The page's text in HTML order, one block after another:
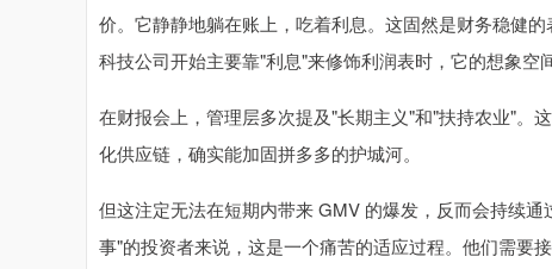
价。它静静地躺在账上，吃着利息。这固然是财务稳健
科技公司开始主要靠"利息"来修饰利润表时，它的想象空
在财报会上，管理层多次提及"长期主义"和"扶持农业"。
化供应链，确实能加固拼多多的护城河。
但这注定无法在短期内带来 GMV 的爆发，反而会持续
事"的投资者来说，这是一个痛苦的适应过程。他们需要